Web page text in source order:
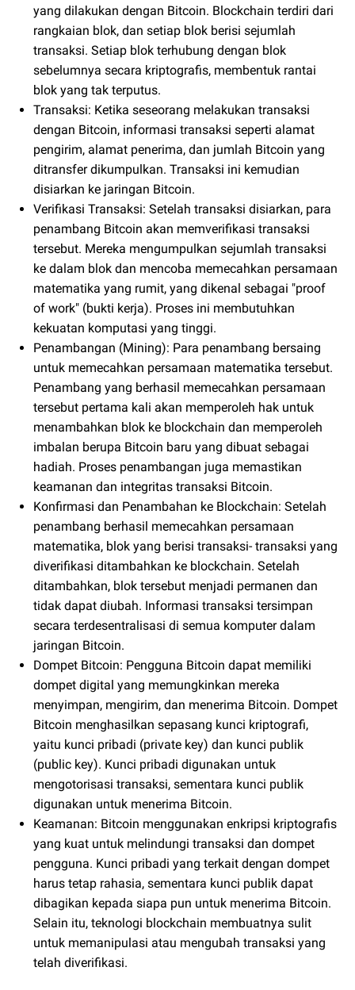
yang dilakukan dengan Bitcoin. Blockchain terdiri dari
rangkaian blok, dan setiap blok berisi sejumlah
transaksi. Setiap blok terhubung dengan blok
sebelumnya secara kriptografis, membentuk rantai
blok yang tak terputus.
Transaksi: Ketika seseorang melakukan transaksi
dengan Bitcoin, informasi transaksi seperti alamat
pengirim, alamat penerima, dan jumlah Bitcoin yang
ditransfer dikumpulkan. Transaksi ini kemudian
disiarkan ke jaringan Bitcoin.
Verifikasi Transaksi: Setelah transaksi disiarkan, para
penambang Bitcoin akan memverifikasi transaksi
tersebut. Mereka mengumpulkan sejumlah transaksi
ke dalam blok dan mencoba memecahkan persamaan
matematika yang rumit, yang dikenal sebagai "proof
of work" (bukti kerja). Proses ini membutuhkan
kekuatan komputasi yang tinggi.
Penambangan (Mining): Para penambang bersaing
untuk memecahkan persamaan matematika tersebut.
Penambang yang berhasil memecahkan persamaan
tersebut pertama kali akan memperoleh hak untuk
menambahkan blok ke blockchain dan memperoleh
imbalan berupa Bitcoin baru yang dibuat sebagai
hadiah. Proses penambangan juga memastikan
keamanan dan integritas transaksi Bitcoin.
Konfirmasi dan Penambahan ke Blockchain: Setelah
penambang berhasil memecahkan persamaan
matematika, blok yang berisi transaksi- transaksi yang
diverifikasi ditambahkan ke blockchain. Setelah
ditambahkan, blok tersebut menjadi permanen dan
tidak dapat diubah. Informasi transaksi tersimpan
secara terdesentralisasi di semua komputer dalam
jaringan Bitcoin.
Dompet Bitcoin: Pengguna Bitcoin dapat memiliki
dompet digital yang memungkinkan mereka
menyimpan, mengirim, dan menerima Bitcoin. Dompet
Bitcoin menghasilkan sepasang kunci kriptografi,
yaitu kunci pribadi (private key) dan kunci publik
(public key). Kunci pribadi digunakan untuk
mengotorisasi transaksi, sementara kunci publik
digunakan untuk menerima Bitcoin.
Keamanan: Bitcoin menggunakan enkripsi kriptografis
yang kuat untuk melindungi transaksi dan dompet
pengguna. Kunci pribadi yang terkait dengan dompet
harus tetap rahasia, sementara kunci publik dapat
dibagikan kepada siapa pun untuk menerima Bitcoin.
Selain itu, teknologi blockchain membuatnya sulit
untuk memanipulasi atau mengubah transaksi yang
telah diverifikasi.